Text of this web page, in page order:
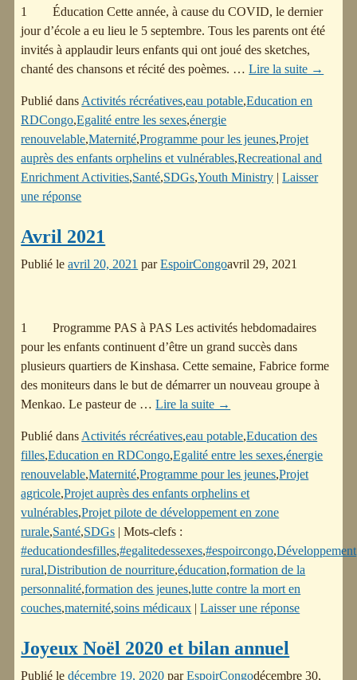
1 Éducation Cette année, à cause du COVID, le dernier
jour d’école a eu lieu le 5 septembre. Tous les parents ont été
invités à applaudir leurs enfants qui ont joué des sketches,
chanté des chansons et récité des poèmes. … Lire la suite →
Publié dans Activités récréatives,eau potable,Education en
RDCongo,Egalité entre les sexes,énergie
renouvelable,Maternité,Programme pour les jeunes,Projet
auprès des enfants orphelins et vulnérables,Recreational and
Enrichment Activities,Santé,SDGs,Youth Ministry |Laisser
une réponse
Avril 2021
Publié leavril 20, 2021 parEspoirCongoavril 29, 2021
1 Programme PAS à PAS Les activités hebdomadaires
pour les enfants continuent d’être un grand succès dans
plusieurs quartiers de Kinshasa. Cette semaine, Fabrice forme
des moniteurs dans le but de démarrer un nouveau groupe à
Menkao. Le pasteur de … Lire la suite →
Publié dans Activités récréatives,eau potable,Education des
filles,Education en RDCongo,Egalité entre les sexes,énergie
renouvelable,Maternité,Programme pour les jeunes,Projet
agricole,Projet auprès des enfants orphelins et
vulnérables,Projet pilote de développement en zone
rurale,Santé,SDGs |Mots-clefs :
#educationdesfilles,#egalitedessexes,#espoircongo,Développement
rural,Distribution de nourriture,éducation,formation de la
personnalité,formation des jeunes,lutte contre la mort en
couches,maternité,soins médicaux |Laisser une réponse
Joyeux Noël 2020 et bilan annuel
Publié ledécembre 19, 2020 parEspoirCongodécembre 30,